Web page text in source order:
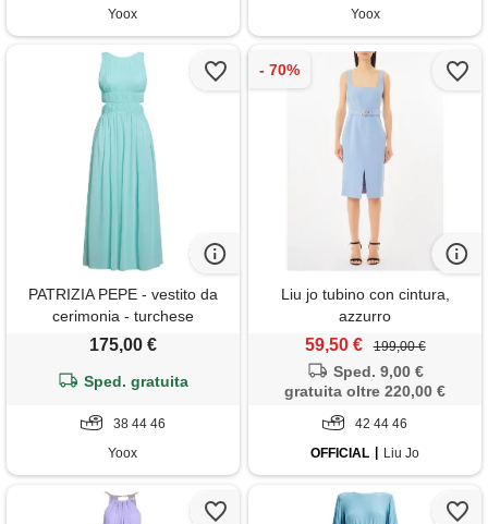
Yoox Yoox
PATRIZIA PEPE - vestito da
cerimonia - turchese
175,00 €
Sped. gratuita
38 44 46
Yoox
Liu jo tubino con cintura,
azzurro
59,50 € 199,00 €
Sped. 9,00 €
gratuita oltre 220,00 €
42 44 46
OFFICIAL
Liu Jo